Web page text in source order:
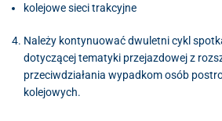
kolejowe sieci trakcyjne
Należy kontynuować dwuletni cykl
dotyczącej tematyki przejazdowej z
przeciwdziałania wypadkom osób
kolejowych.